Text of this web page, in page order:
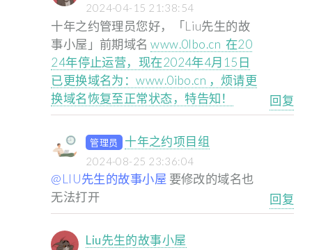
2024-04-15 21:38:54
十年之约管理员您好，「Liu先生的故
事小屋」前期域名www.0lbo.cn 在20
24年停止运营，现在2024年4月15日
已更换域名为：www.0ibo.cn ，烦请更
换域名恢复至正常状态，特告知！
回复
管理员 十年之约项目组
2024-08-25 23:36:04
@LIU先生的故事小屋 要修改的域名也
无法打开
回复
Liu先生的故事小屋